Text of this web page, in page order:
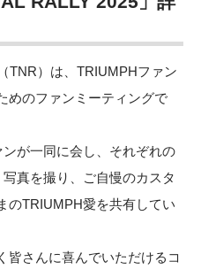
TNR）は、TRIUMPHファン
めのファンミーティングで
が一同に会し、それぞれの
真を撮り、ご自慢のカスタ
のTRIUMPH愛を共有してい
皆さんに喜んでいただけるコ